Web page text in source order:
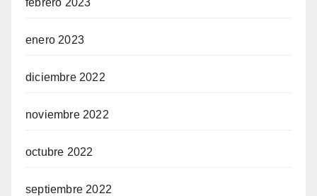
enero 2023
diciembre 2022
noviembre 2022
octubre 2022
septiembre 2022